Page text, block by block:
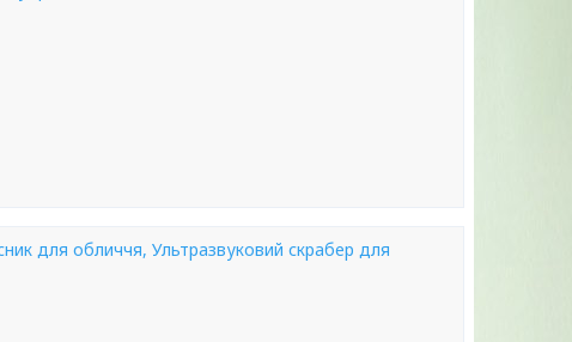
для обличчя, Ультразвуковий скрабер для